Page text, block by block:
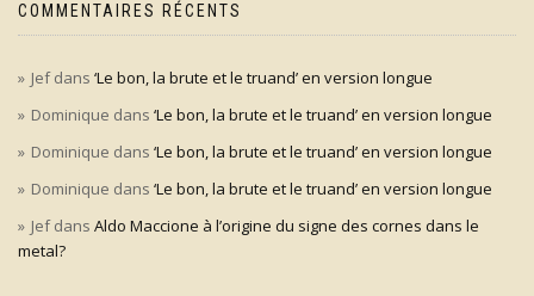
COMMENTAIRES RÉCENTS
Jefdans ‘Le bon, la brute et le truand’ en version longue
Dominique dans ‘Le bon, la brute et le truand’ en version longue
Dominique dans ‘Le bon, la brute et le truand’ en version longue
Dominique dans ‘Le bon, la brute et le truand’ en version longue
Jefdans Aldo Maccione à l’origine du signe des cornes dans le
metal?